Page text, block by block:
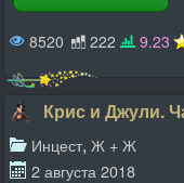
8520 222 9.23
Крис и Джули.
Инцест, Ж + Ж
2 августа 2018